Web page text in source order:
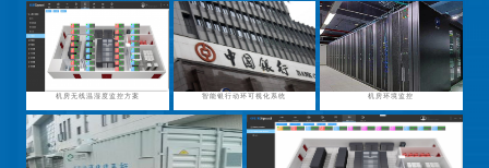
机房无线温湿度监控方案 智能银行动环可视化系统 机房环境监控